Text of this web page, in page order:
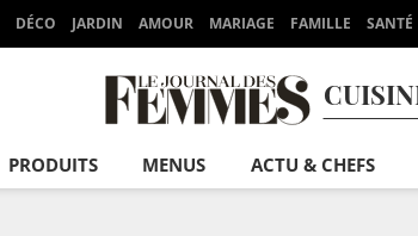
DÉCO JARDIN AMOUR MARIAGE FAMILLE SANTÉ
PRODUITS MENUS ACTU & CHEFS